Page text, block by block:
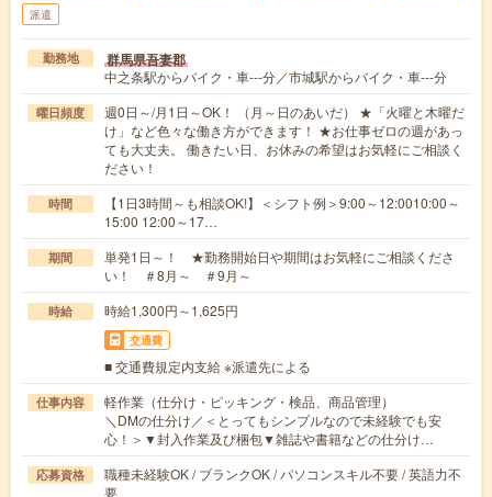
派遣
勤務地 群馬県吾妻郡
中之条駅からバイク・車---分／市城駅からバイク・車---分
曜日頻度
週0日～/月1日～OK！ （月～日のあいだ） ★「火曜と木曜だ
け」など色々な働き方ができます！ ★お仕事ゼロの週があっ
ても大丈夫。 働きたい日、お休みの希望はお気軽にご相談く
ださい！
時間
【1日3時間～も相談OK!】＜シフト例＞9:00～12:0010:00～
15:00 12:00～17…
期間
単発1日～！ ★勤務開始日や期間はお気軽にご相談くださ
い！ ＃8月～ ＃9月～
時給 時給1,300円～1,625円
交通費
■ 交通費規定内支給 ※派遣先による
仕事内容
軽作業（仕分け・ピッキング・検品、商品管理）
＼DMの仕分け／＜とってもシンプルなので未経験でも安
心！＞▼封入作業及び梱包▼雑誌や書籍などの仕分け…
応募資格
職種未経験OK / ブランクOK / パソコンスキル不要 / 英語力不
要